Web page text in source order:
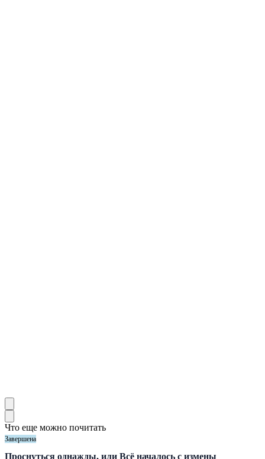
Что еще можно почитать
Завершена
Проснуться однажды, или Всё началось с измены